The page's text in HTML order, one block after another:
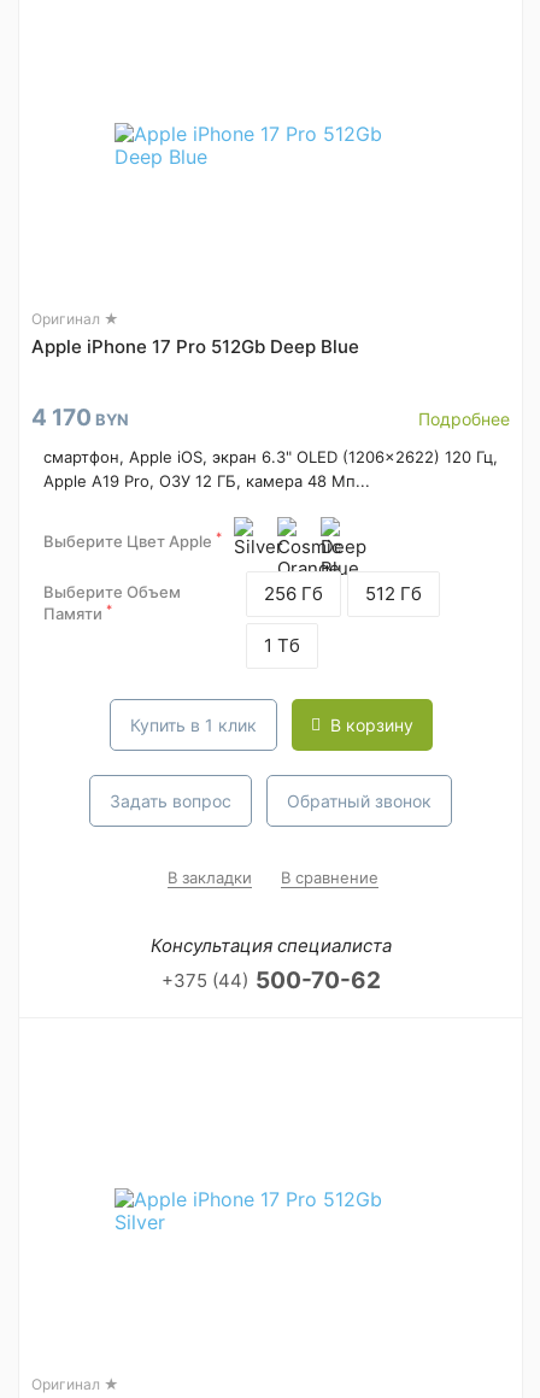
Оригинал ★
Apple iPhone 17 Pro 512Gb Deep Blue
4 170 BYN Подробнее
смартфон, Apple iOS, экран 6.3" OLED (1206x2622) 120 Гц,
Apple A19 Pro, ОЗУ 12 ГБ, камера 48 Мп...
Выберите Цвет Apple *
Выберите Объем
Памяти *
256 Гб 512 Гб
1 Тб
Купить в 1 клик В корзину
Задать вопрос Обратный звонок
В закладки В сравнение
Консультация специалиста
+375 (44) 500-70-62
Оригинал ★